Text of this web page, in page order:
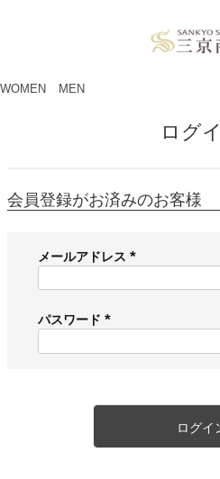
WOMEN MEN
ログ
会員登録がお済みのお客様
メールアドレス
必
)
パスワード
必
ログイ